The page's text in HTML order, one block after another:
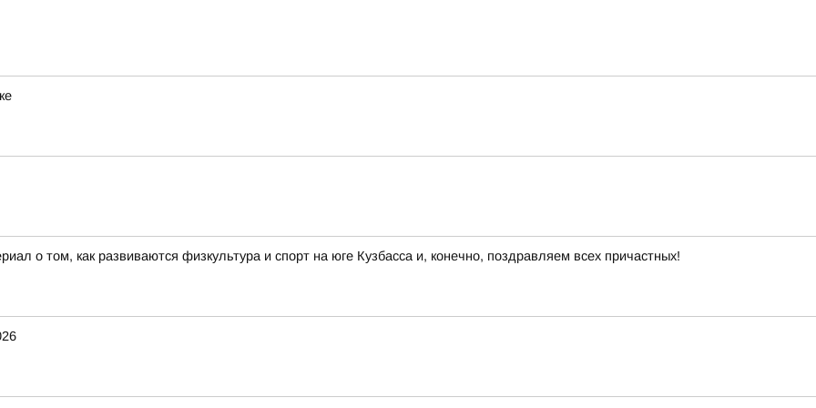
о том, как развиваются физкультура и спорт на юге Кузбасса и, конечно, поздравляем всех причастных!